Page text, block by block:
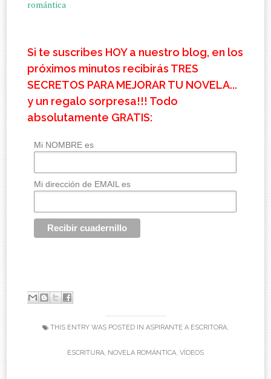
romántica
Si te suscribes HOY a nuestro blog, en los
próximos minutos recibirás TRES
SECRETOS PARA MEJORAR TU NOVELA...
y un regalo sorpresa!!! Todo
absolutamente GRATIS:
Mi NOMBRE es
Mi dirección de EMAIL es
THIS ENTRY WAS POSTED IN ASPIRANTE A ESCRITORA,
ESCRITURA, NOVELA ROMÁNTICA, VÍDEOS